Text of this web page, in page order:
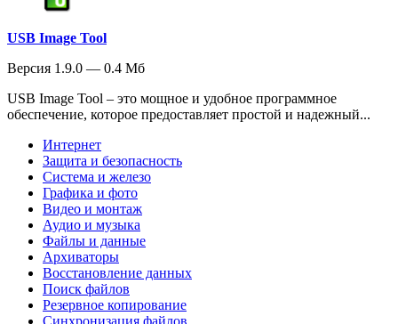
USB Image Tool
Версия 1.9.0 — 0.4 Мб
USB Image Tool – это мощное и удобное программное
обеспечение, которое предоставляет простой и надежный...
Интернет
Защита и безопасность
Система и железо
Графика и фото
Видео и монтаж
Аудио и музыка
Файлы и данные
Архиваторы
Восстановление данных
Поиск файлов
Резервное копирование
Синхронизация файлов